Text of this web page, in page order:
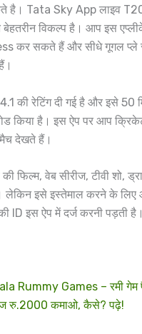
है। Tata Sky App लाइव
विकल्प है। आप इस
कर सकते हैं और सीधे गूगल प्ले
की रेटिंग दी गई है और इसे 50
किया है। इस ऐप पर आप
देखते हैं।
फिल्म, वेब सीरीज, टीवी शो,
इसे इस्तेमाल करने के लिए
ID इस ऐप में दर्ज करनी पड़ती है।
Rummy Games – रमी गेम
रु.2000 कमाओ, कैसे? पढ़े!